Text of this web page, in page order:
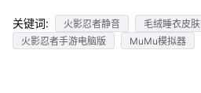
关键词: 火影忍者静音 毛绒睡衣皮肤
火影忍者手游电脑版
MuMu模拟器